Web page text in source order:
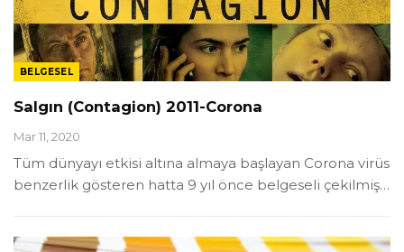
BELGESEL
Salgın (Contagion) 2011-Corona
Mar 11, 2020
Tüm dünyayı etkisi altına almaya başlayan Corona virüs
benzerlik gösteren hatta 9 yıl önce belgeseli çekilmiş…